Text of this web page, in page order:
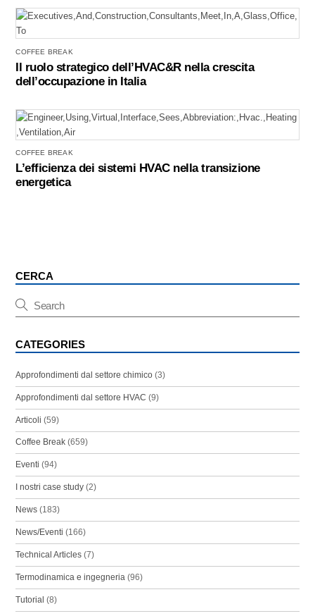
COFFEE BREAK
Il ruolo strategico dell’HVAC&R nella crescita
dell’occupazione in Italia
COFFEE BREAK
L’efficienza dei sistemi HVAC nella transizione
energetica
CERCA
CATEGORIES
Approfondimenti dal settore chimico (3)
Approfondimenti dal settore HVAC (9)
Articoli (59)
Coffee Break (659)
Eventi (94)
I nostri case study (2)
News (183)
News/Eventi (166)
Technical Articles (7)
Termodinamica e ingegneria (96)
Tutorial (8)